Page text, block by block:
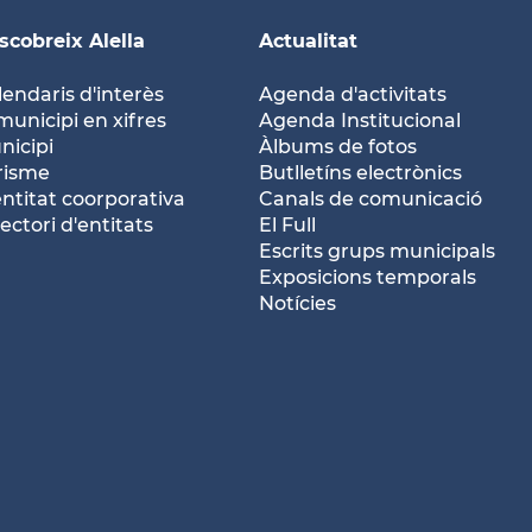
Alella
d'interès
en xifres
coorporativa
d'entitats
Actualitat
Agenda d'activitats
Agenda Institucional
Àlbums de fotos
Butlletíns electrònics
Canals de comunicació
El Full
Escrits grups municipals
Exposicions temporals
Notícies